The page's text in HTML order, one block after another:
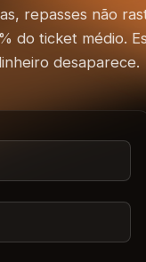
repasses não
do ticket médio.
desaparece.